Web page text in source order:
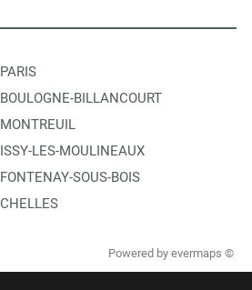
PARIS
BOULOGNE-BILLANCOURT
MONTREUIL
ISSY-LES-MOULINEAUX
FONTENAY-SOUS-BOIS
CHELLES
Powered by evermaps ©